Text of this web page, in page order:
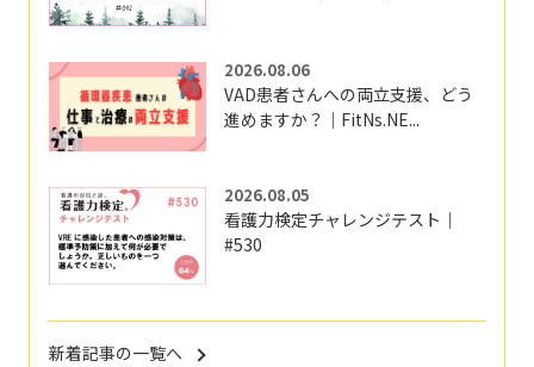
2026.08.06
VAD患者さんへの両立支援、どう
進めますか？｜FitNs.NE...
2026.08.05
看護力検定チャレンジテスト｜
#530
新着記事の一覧へ